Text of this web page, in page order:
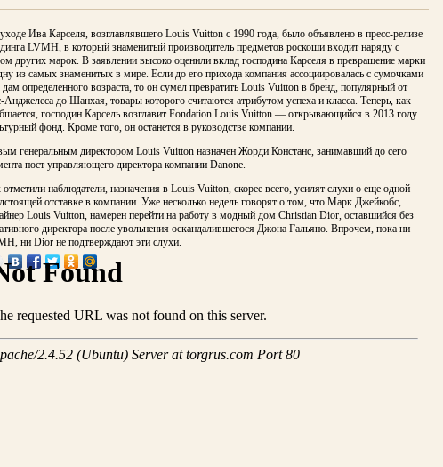
Ива Карселя, возглавлявшего Louis Vuitton с 1990 года, было объявлено в пресс-релизе
LVMH, в который знаменитый производитель предметов роскоши входит наряду с
других марок. В заявлении высоко оценили вклад господина Карселя в превращение марки
из самых знаменитых в мире. Если до его прихода компания ассоциировалась с сумочками
дам определенного возраста, то он сумел превратить Louis Vuitton в бренд, популярный от
Анджелеса до Шанхая, товары которого считаются атрибутом успеха и класса. Теперь, как
господин Карсель возглавит Fondation Louis Vuitton — открывающийся в 2013 году
фонд. Кроме того, он останется в руководстве компании.
генеральным директором Louis Vuitton назначен Жорди Констанс, занимавший до сего
пост управляющего директора компании Danone.
отметили наблюдатели, назначения в Louis Vuitton, скорее всего, усилят слухи о еще одной
отставке в компании. Уже несколько недель говорят о том, что Марк Джейкобс,
Louis Vuitton, намерен перейти на работу в модный дом Christian Dior, оставшийся без
директора после увольнения оскандалившегося Джона Гальяно. Впрочем, пока ни
ни Dior не подтверждают эти слухи.